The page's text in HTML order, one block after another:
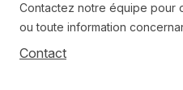
Contactez notre équipe pour
ou toute information
Contact